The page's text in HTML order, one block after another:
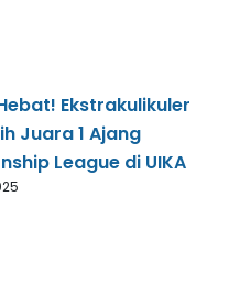
Ekstrakulikuler
Juara 1 Ajang
League di UIKA